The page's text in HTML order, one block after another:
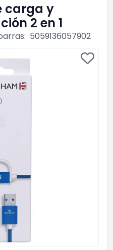
carga y
2 en 1
5059136057902